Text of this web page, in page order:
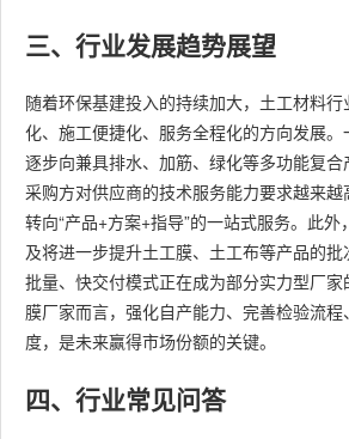
三、行业发展趋势展望
随着环保基建投入的持续加大，土工材料
化、施工便捷化、服务全程化的方向发展
逐步向兼具排水、加筋、绿化等多功能复合
采购方对供应商的技术服务能力要求越来
转向“产品+方案+指导”的一站式服务。此
及将进一步提升土工膜、土工布等产品的
批量、快交付模式正在成为部分实力型厂
膜厂家而言，强化自产能力、完善检验流
度，是未来赢得市场份额的关键。
四、行业常见问答